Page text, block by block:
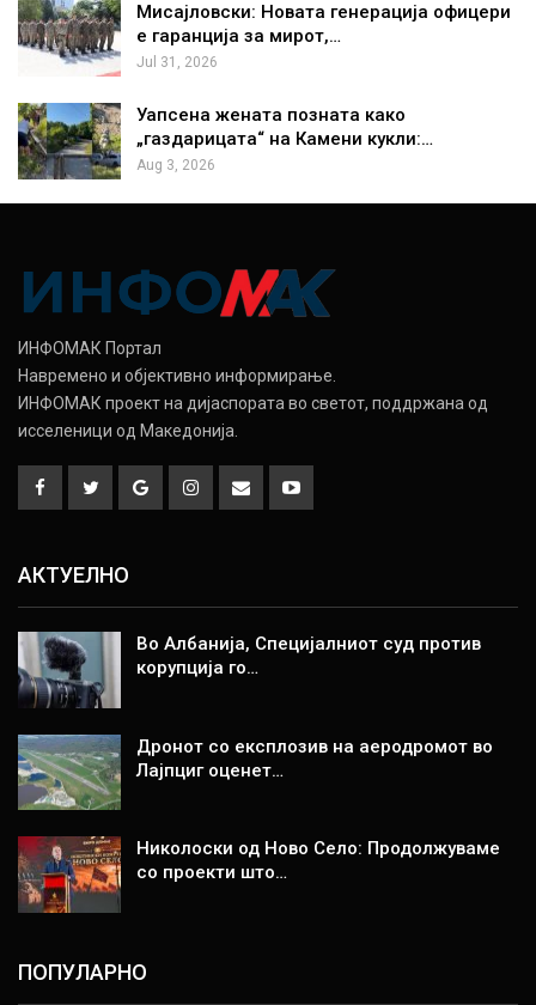
Мисајловски: Новата генерација офицери
е гаранција за мирот,…
Jul 31, 2026
Уапсена жената позната како
„газдарицата“ на Камени кукли:…
Aug 3, 2026
ИНФОМАК Портал
Навремено и објективно информирање.
ИНФОМАК проект на дијаспората во светот, поддржана од
исселеници од Македонија.
АКТУЕЛНО
Во Албанија, Специјалниот суд против
корупција го…
Дронот со експлозив на аеродромот во
Лајпциг оценет…
Николоски од Ново Село: Продолжуваме
со проекти што…
ПОПУЛАРНО